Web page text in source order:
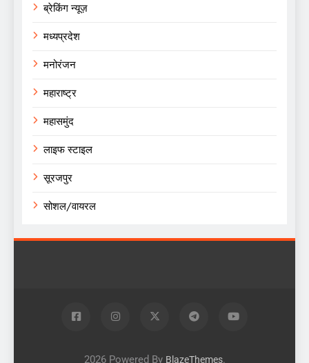
ब्रेकिंग न्यूज़
मध्यप्रदेश
मनोरंजन
महाराष्ट्र
महासमुंद
लाइफ स्टाइल
सूरजपुर
सोशल/वायरल
2026 Powered By BlazeThemes.